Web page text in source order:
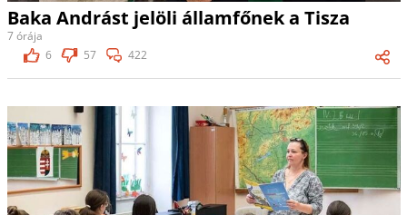
Baka Andrást jelöli államfőnek a Tisza
7 órája
6
57 422